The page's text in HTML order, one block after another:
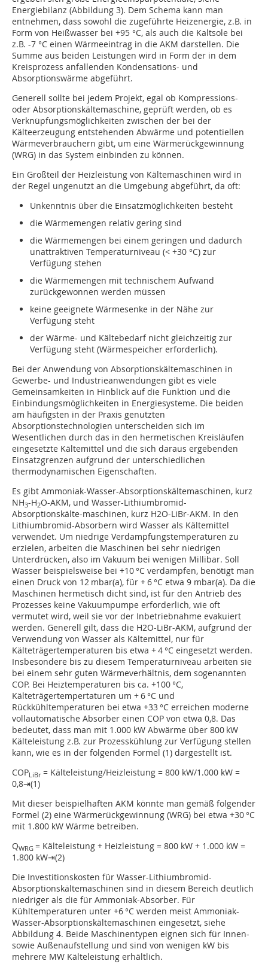
Energiebilanz (Abbildung 3). Dem Schema kann man
entnehmen, dass sowohl die zugeführte Heizenergie, z.B. in
Form von Heißwasser bei +95 °C, als auch die Kaltsole bei
z.B. -7 °C einen Wärmeeintrag in die AKM darstellen. Die
Summe aus beiden Leistungen wird in Form der in dem
Kreisprozess anfallenden Kondensations- und
Absorptionswärme abgeführt.
Generell sollte bei jedem Projekt, egal ob Kompressions-
oder Absorptionskältemaschine, geprüft werden, ob es
Verknüpfungsmöglichkeiten zwischen der bei der
Kälteerzeugung entstehenden Abwärme und potentiellen
Wärmeverbrauchern gibt, um eine Wärmerückgewinnung
(WRG) in das System einbinden zu können.
Ein Großteil der Heizleistung von Kältemaschinen wird in
der Regel ungenutzt an die Umgebung abgeführt, da oft:
Unkenntnis über die Einsatzmöglichkeiten besteht
die Wärmemengen relativ gering sind
die Wärmemengen bei einem geringen und dadurch
unattraktiven Temperaturniveau (< +30 °C) zur
Verfügung stehen
die Wärmemengen mit technischem Aufwand
zurückgewonnen werden müssen
keine geeignete Wärmesenke in der Nähe zur
Verfügung steht
der Wärme- und Kältebedarf nicht gleichzeitig zur
Verfügung steht (Wärmespeicher erforderlich).
Bei der Anwendung von Absorptionskältemaschinen in
Gewerbe- und Industrieanwendungen gibt es viele
Gemeinsamkeiten in Hinblick auf die Funktion und die
Einbindungsmöglichkeiten in Energiesysteme. Die beiden
am häufigsten in der Praxis genutzten
Absorptionstechnologien unterscheiden sich im
Wesentlichen durch das in den hermetischen Kreisläufen
eingesetzte Kältemittel und die sich daraus ergebenden
Einsatzgrenzen aufgrund der unterschiedlichen
thermodynamischen Eigenschaften.
Es gibt Ammoniak-Wasser-Absorptionskältemaschinen, kurz
NH3-H2O-AKM, und Wasser-Li­thiumbromid-
Absorptionskälte-maschinen, kurz H2O-LiBr-AKM. In den
Lithiumbromid-Absorbern wird Wasser als Kältemittel
verwendet. Um niedrige Verdampfungstemperaturen zu
erzielen, arbeiten die Maschinen bei sehr niedrigen
Unterdrücken, also im Vakuum bei wenigen Millibar. Soll
Wasser beispielsweise bei +10 °C verdampfen, benötigt man
einen Druck von 12 mbar(a), für + 6 °C etwa 9 mbar(a). Da die
Maschinen hermetisch dicht sind, ist für den Antrieb des
Prozesses keine Vakuumpumpe erforderlich, wie oft
vermutet wird, weil sie vor der Inbetriebnahme evakuiert
werden. Generell gilt, dass die H2O-LiBr-AKM, aufgrund der
Verwendung von Wasser als Kältemittel, nur für
Kälteträgertemperaturen bis etwa + 4 °C eingesetzt werden.
Insbesondere bis zu diesem Temperaturniveau arbeiten sie
bei einem sehr guten Wärmeverhältnis, dem sogenannten
COP. Bei Heiztemperaturen bis ca. +100 °C,
Kälteträgertempertaturen um + 6 °C und
Rückkühltemperaturen bei etwa +33 °C erreichen moderne
vollautomatische Absorber einen COP von etwa 0,8. Das
bedeutet, dass man mit 1.000 kW Abwärme über 800 kW
Kälteleistung z.B. zur Prozesskühlung zur Verfügung stellen
kann, wie es in der folgenden Formel (1) dargestellt ist.
COPLiBr= Kälteleistung/Heizleistung = 800 kW/1.000 kW =
0,8⇥(1)
Mit dieser beispielhaften AKM könnte man gemäß folgender
Formel (2) eine Wärmerückgewinnung (WRG) bei etwa +30 °C
mit 1.800 kW Wärme betreiben.
QWRG = Kälteleistung + Heizleistung = 800 kW + 1.000 kW =
1.800 kW⇥(2)
Die Investitionskosten für Wasser-Lithiumbromid-
Absorptionskältemaschinen sind in diesem Bereich deutlich
niedriger als die für Ammoniak-Absorber. Für
Kühltemperaturen unter +6 °C werden meist Ammoniak-
Wasser-Absorptionskältemaschinen eingesetzt, siehe
Abbildung 4. Beide Maschinentypen eignen sich für Innen-
sowie Außenaufstellung und sind von wenigen kW bis
mehrere MW Kälteleistung erhältlich.